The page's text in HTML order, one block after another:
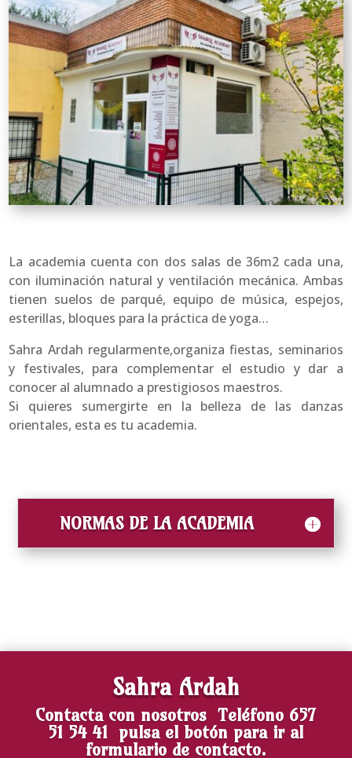
La academia cuenta con dos salas de 36m2 cada una,
con iluminación natural y ventilación mecánica. Ambas
tienen suelos de parqué, equipo de música, espejos,
esterillas, bloques para la práctica de yoga…
Sahra Ardah regularmente,organiza fiestas, seminarios
y festivales, para complementar el estudio y dar a
conocer al alumnado a prestigiosos maestros.
Si quieres sumergirte en la belleza de las danzas
orientales, esta es tu academia.
NORMAS DE LA ACADEMIA
Sahra Ardah
Contacta con nosotros Teléfono 657
51 54 41 pulsa el botón para ir al
formulario de contacto.